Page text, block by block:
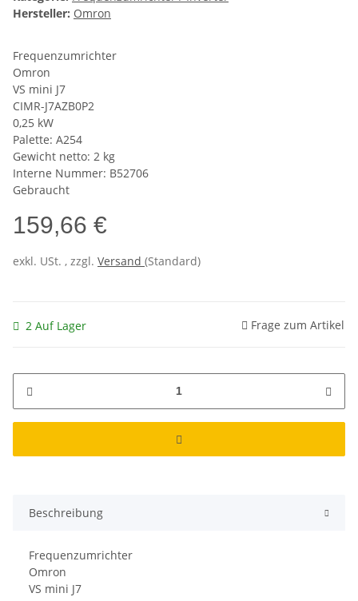
Hersteller: Omron
Frequenzumrichter
Omron
VS mini J7
CIMR-J7AZB0P2
0,25 kW
Palette: A254
Gewicht netto: 2 kg
Interne Nummer: B52706
Gebraucht
159,66 €
exkl. USt. , zzgl. Versand (Standard)
2 Auf Lager Frage zum Artikel
Beschreibung
Frequenzumrichter
Omron
VS mini J7